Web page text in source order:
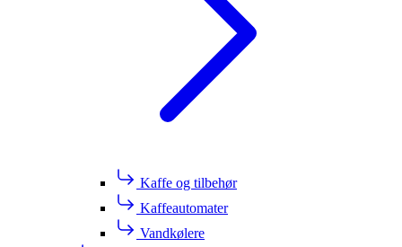
Kaffe og tilbehør
Kaffeautomater
Vandkølere